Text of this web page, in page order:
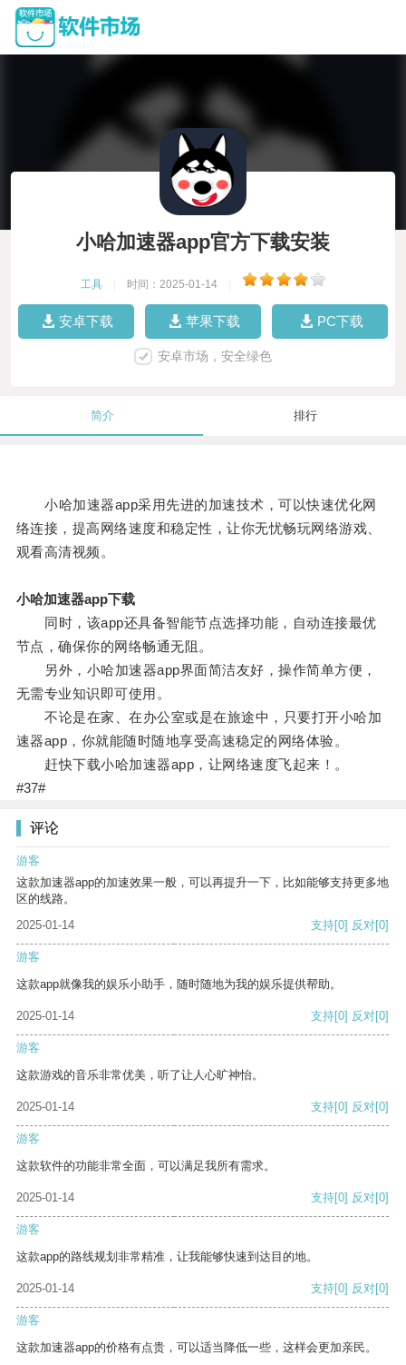
小哈加速器app官方下载安装
工具 时间：2025-01-14
安卓下载 苹果下载 PC下载
安卓市场，安全绿色
简介 排行
小哈加速器app采用先进的加速技术，可以快速优化网
络连接，提高网络速度和稳定性，让你无忧畅玩网络游戏、
观看高清视频。
小哈加速器app下载
同时，该app还具备智能节点选择功能，自动连接最优
节点，确保你的网络畅通无阻。
另外，小哈加速器app界面简洁友好，操作简单方便，
无需专业知识即可使用。
不论是在家、在办公室或是在旅途中，只要打开小哈加
速器app，你就能随时随地享受高速稳定的网络体验。
赶快下载小哈加速器app，让网络速度飞起来！。
#37#
评论
游客
这款加速器app的加速效果一般，可以再提升一下，比如能够支持更多地
区的线路。
2025-01-14
支持[0] 反对[0]
游客
这款app就像我的娱乐小助手，随时随地为我的娱乐提供帮助。
2025-01-14 支持[0] 反对[0]
游客
这款游戏的音乐非常优美，听了让人心旷神怡。
2025-01-14 支持[0] 反对[0]
游客
这款软件的功能非常全面，可以满足我所有需求。
2025-01-14 支持[0] 反对[0]
游客
这款app的路线规划非常精准，让我能够快速到达目的地。
2025-01-14 支持[0] 反对[0]
游客
这款加速器app的价格有点贵，可以适当降低一些，这样会更加亲民。